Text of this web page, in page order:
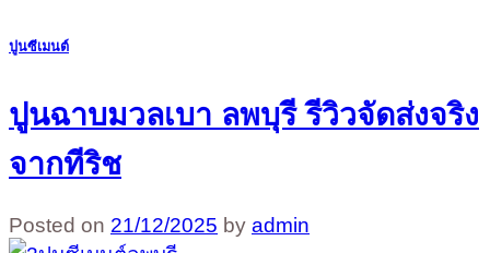
ปูนซีเมนต์
ปูนฉาบมวลเบา ลพบุรี รีวิวจัดส่งจริง
จากทีริช
Posted on 21/12/2025 by admin